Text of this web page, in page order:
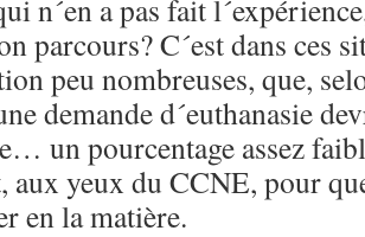
n´en a pas fait
parcours? C´est dans ces
peu nombreuses, que,
demande d´euthanasie
un pourcentage assez
aux yeux du CCNE, pour
en la matière.